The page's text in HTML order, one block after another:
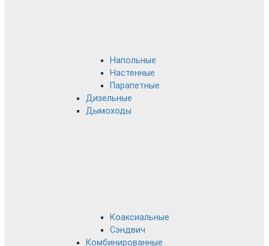
Напольные
Настенные
Парапетные
Дизельные
Дымоходы
Коаксиальные
Сэндвич
Комбинированные